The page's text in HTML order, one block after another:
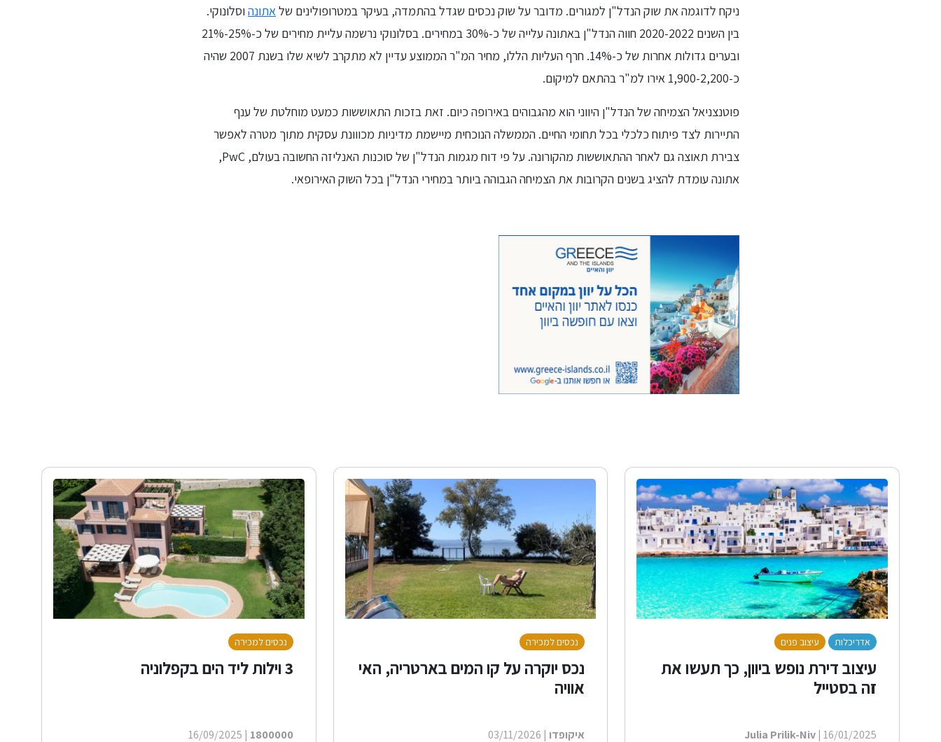
ניקח לדוגמה את שוק הנדל"ן למגורים. מדובר על שוק נכסים שגדל בהתמדה, בעיקר במטרופולינים שלאתונהוסלונוקי.
בין השנים 2020-2022 חווה הנדל"ן באתונה עלייה של כ-30% במחירים. בסלונוקי נרשמה עליית מחירים של כ-25%-21%
ובערים גדולות אחרות של כ-14%. חרף העליות הללו, מחיר המ"ר הממוצע עדיין לא מתקרב לשיא שלו בשנת 2007 שהיה
כ-1,900-2,200 אירו למ"ר בהתאם למיקום.
פוטנצניאל הצמיחה של הנדל"ן היווני הוא מהגבוהים באירופה כיום. זאת בזכות התאוששות כמעט מוחלטת של ענף
התיירות לצד פיתוח כלכלי בכל תחומי החיים. הממשלה הנוכחית מיישמת מדיניות מכווונת עסקית מתוך מטרה לאפשר
צבירת תאוצה גם לאחר ההתאוששות מהקורונה. על פי דוח מגמות הנדל"ן של סוכנות האנליזה החשובה בעולם, PwC,
אתונה עומדת להציג בשנים הקרובות את הצמיחה הגבוהה ביותר במחירי הנדל"ן בכל השוק האירופאי.
אדריכלות עיצוב פנים
עיצוב דירת נופש ביוון, כך תעשו את
זה בסטייל
Julia Prilik-Niv | 16/01/2025
נכסים למכירה
נכס יוקרה על קו המים בארטריה, האי
אוויה
איקופדו | 03/11/2026
נכסים למכירה
3 וילות ליד הים בקפלוניה
1800000
| 16/09/2025